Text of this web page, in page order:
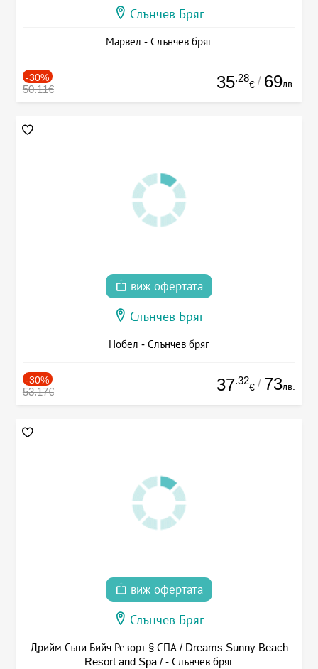
Слънчев Бряг
Марвел - Слънчев бряг
-30%
50.11€ 35.28
€ / 69лв.
виж офертата
Слънчев Бряг
Нобел - Слънчев бряг
-30%
53.17€ 37.32
€ / 73лв.
виж офертата
Слънчев Бряг
Дрийм Съни Бийч Резорт § СПА / Dreams Sunny Beach
Resort and Spa / - Слънчев бряг